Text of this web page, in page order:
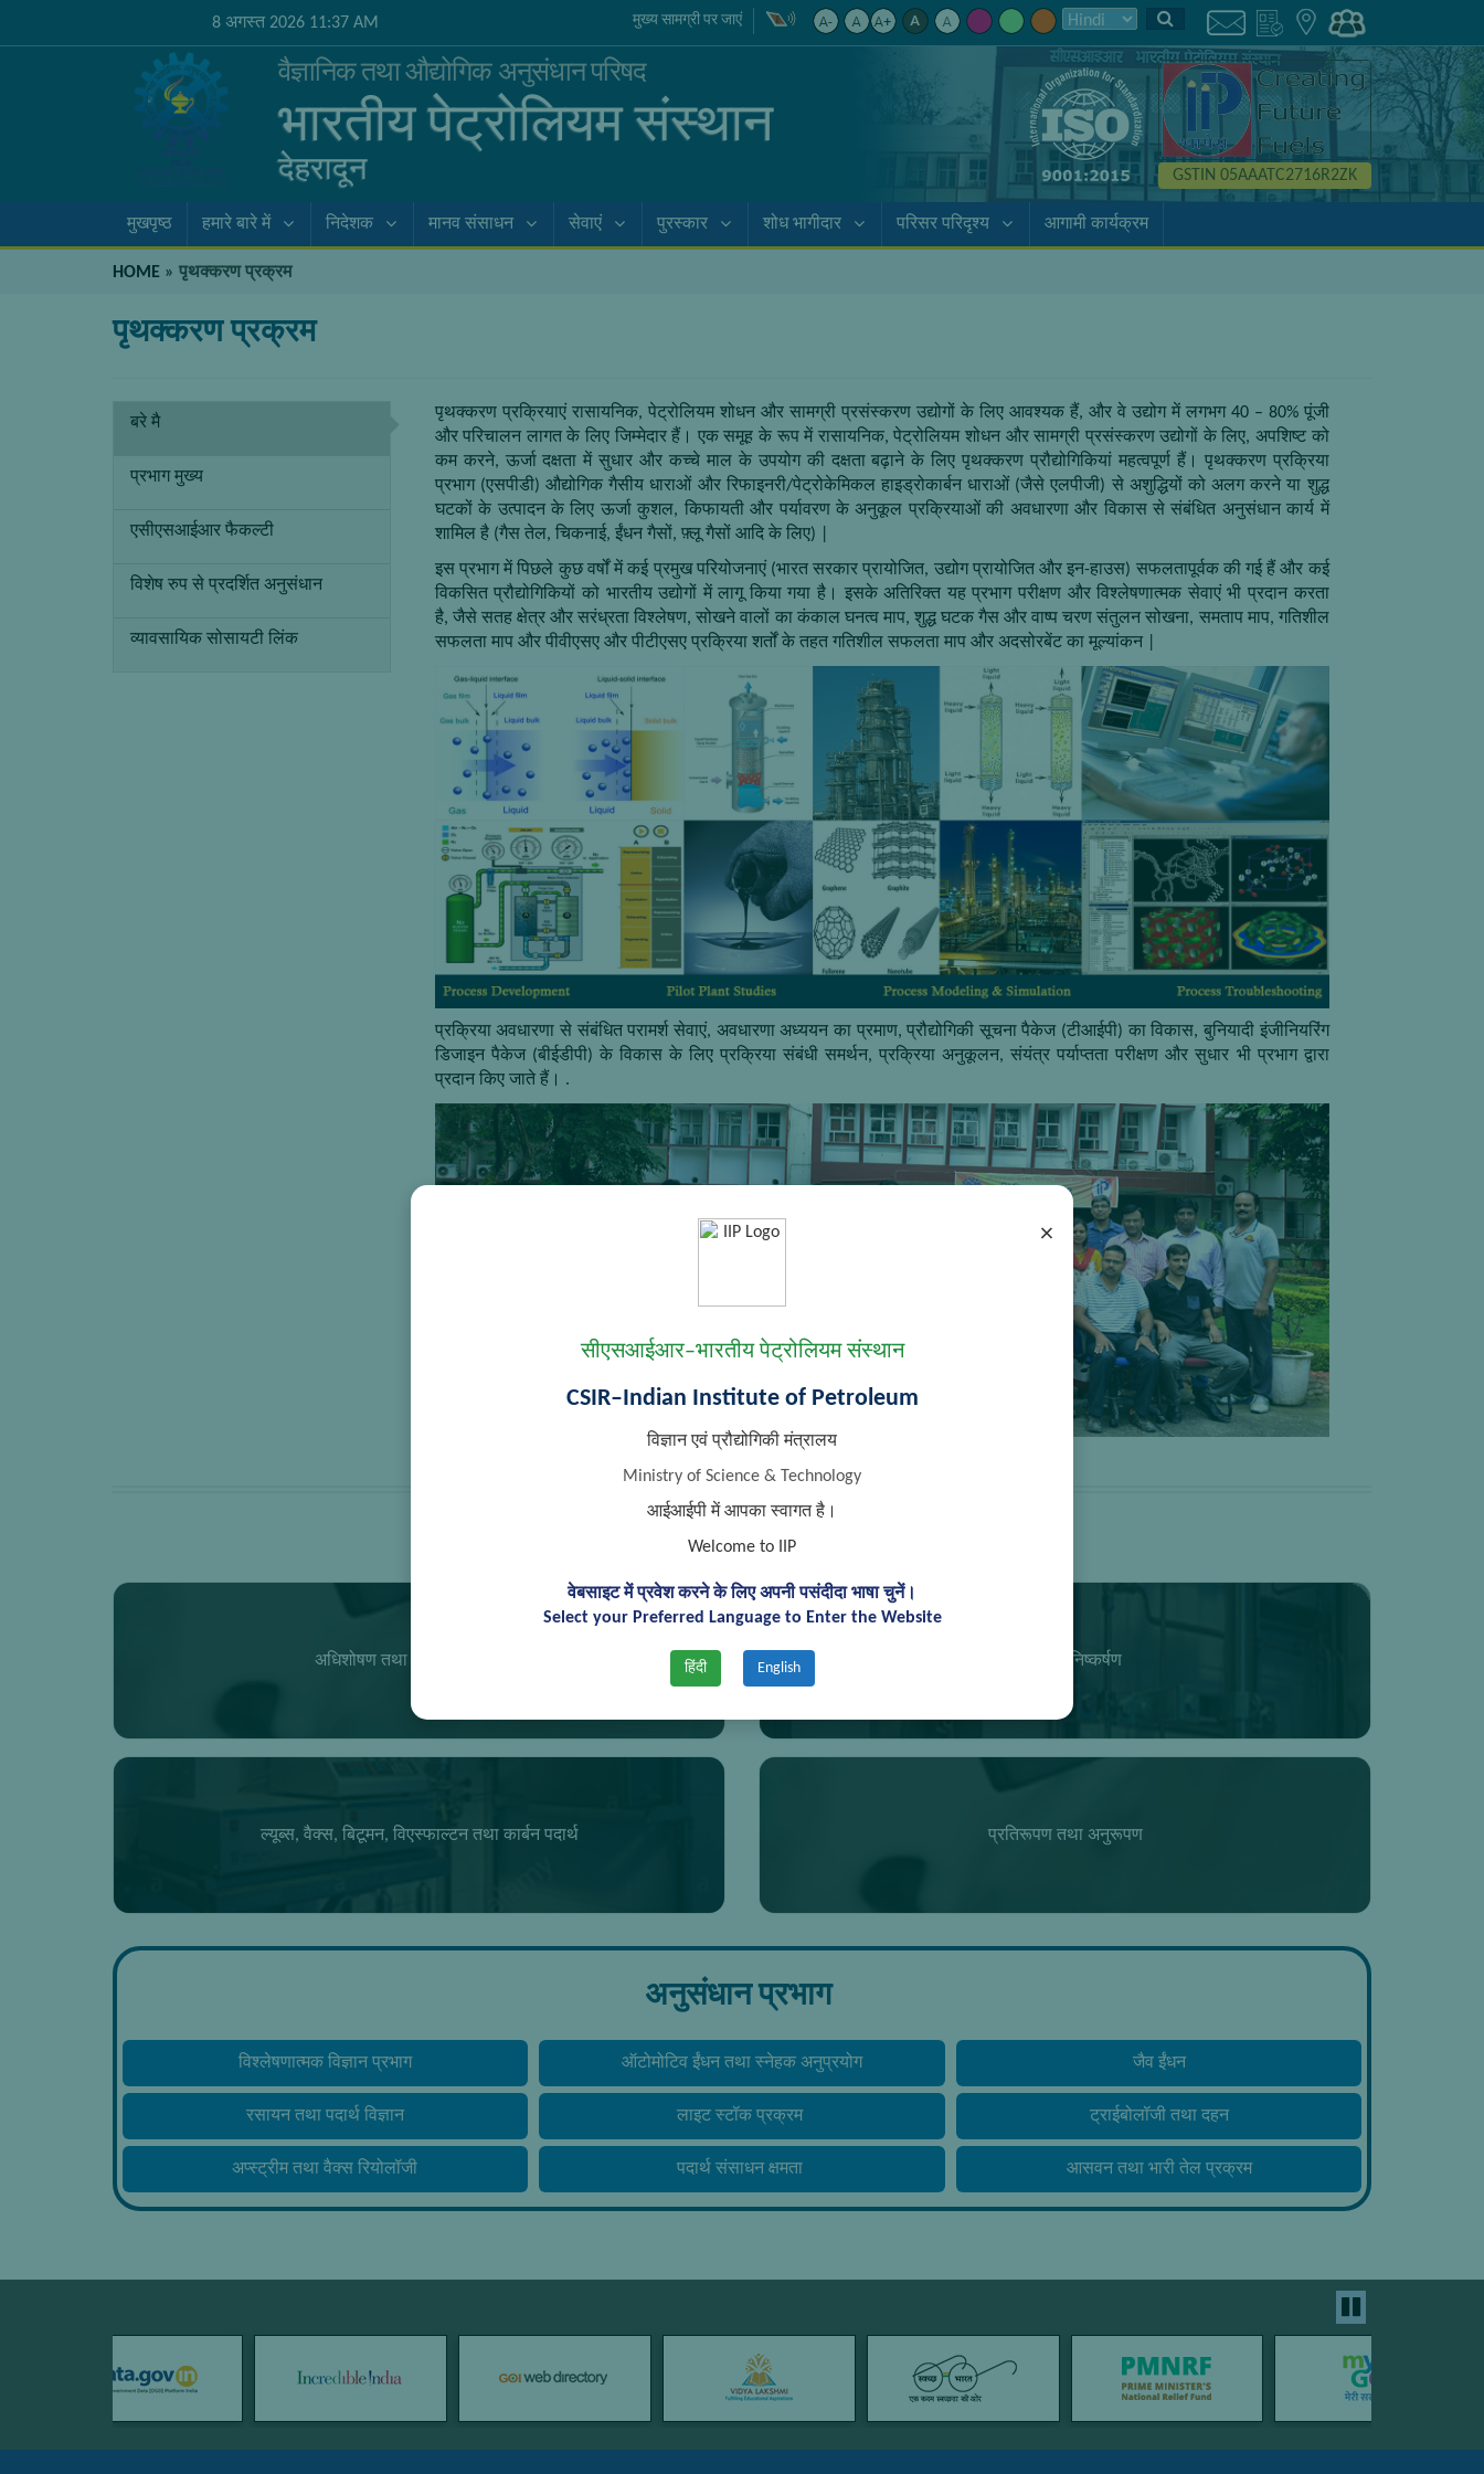
×
सीएसआईआर–भारतीय पेट्रोलियम संस्थान
CSIR–Indian Institute of Petroleum
विज्ञान एवं प्रौद्योगिकी मंत्रालय
Ministry of Science & Technology
आईआईपी में आपका स्वागत है।
Welcome to IIP
वेबसाइट में प्रवेश करने के लिए अपनी पसंदीदा भाषा चुनें।
Select your Preferred Language to Enter the Website
हिंदी English
8 अगस्त 2026 11:37 AM मुख्य सामग्री पर जाएं
वैज्ञानिक तथा औद्योगिक अनुसंधान परिषद
भारतीय पेट्रोलियम संस्थान
देहरादून GSTIN 05AAATC2716R2ZK
मुखपृष्ठ हमारे बारे में निदेशक मानव संसाधन सेवाएं पुरस्कार शोध भागीदार परिसर परिदृश्य आगामी कार्यक्रम
HOME » पृथक्करण प्रक्रम
पृथक्करण प्रक्रम
बरे मै
प्रभाग मुख्य
एसीएसआईआर फैकल्टी
विशेष रुप से प्रदर्शित अनुसंधान
व्यावसायिक सोसायटी लिंक
पृथक्करण प्रक्रियाएं रासायनिक, पेट्रोलियम शोधन और सामग्री प्रसंस्करण उद्योगों के लिए आवश्यक हैं, और वे उद्योग में लगभग 40 – 80% पूंजी
और परिचालन लागत के लिए जिम्मेदार हैं। एक समूह के रूप में रासायनिक,पेट्रोलियम शोधन और सामग्री प्रसंस्करण उद्योगों के लिए,अपशिष्ट को
कम करने, ऊर्जा दक्षता में सुधार और कच्चे माल के उपयोग की दक्षता बढ़ाने के लिए पृथक्करण प्रौद्योगिकियां महत्वपूर्ण हैं। पृथक्करण प्रक्रिया
प्रभाग (एसपीडी) औद्योगिक गैसीय धाराओं और रिफाइनरी/पेट्रोकेमिकल हाइड्रोकार्बन धाराओं (जैसे एलपीजी) से अशुद्धियों को अलग करने या शुद्ध
घटकों के उत्पादन के लिए ऊर्जा कुशल, किफायती और पर्यावरण के अनुकूल प्रक्रियाओं की अवधारणा और विकास से संबंधित अनुसंधान कार्य में
शामिल है (गैस तेल, चिकनाई, ईंधन गैसों, फ़्लू गैसों आदि के लिए)
इस प्रभाग में पिछले कुछ वर्षों में कई प्रमुख परियोजनाएं (भारत सरकार प्रायोजित, उद्योग प्रायोजित और इन-हाउस) सफलतापूर्वक की गई हैं और कई
विकसित प्रौद्योगिकियों को भारतीय उद्योगों में लागू किया गया है। इसके अतिरिक्त यह प्रभाग परीक्षण और विश्लेषणात्मक सेवाएं भी प्रदान करता
है, जैसे सतह क्षेत्र और सरंध्रता विश्लेषण,सोखने वालों का कंकाल घनत्व माप, शुद्ध घटक गैस और वाष्प चरण संतुलन सोखना, समताप माप, गतिशील
सफलता माप और पीवीएसए और पीटीएसए प्रक्रिया शर्तों के तहत गतिशील सफलता माप और अदसोरबेंट का मूल्यांकन
प्रक्रिया अवधारणा से संबंधित परामर्श सेवाएं, अवधारणा अध्ययन का प्रमाण, प्रौद्योगिकी सूचना पैकेज (टीआईपी) का विकास, बुनियादी इंजीनियरिंग
डिजाइन पैकेज (बीईडीपी) के विकास के लिए प्रक्रिया संबंधी समर्थन, प्रक्रिया अनुकूलन, संयंत्र पर्याप्तता परीक्षण और सुधार भी प्रभाग द्वारा
प्रदान किए जाते हैं। .
अ‍नुसंधान क्षेत्र
अधिशोषण तथा मेम्ब्रेन पृथक्करण एरोमैटिक निष्कर्षण
ल्यूब्स, वैक्स, बिटूमन, विएस्फाल्टन तथा कार्बन पदार्थ प्रतिरूपण तथा अनुरूपण
अनुसंधान प्रभाग
विश्लेषणात्मक विज्ञान प्रभाग ऑटोमोटिव ईंधन तथा स्नेहक अनुप्रयोग जैव ईंधन
रसायन तथा पदार्थ विज्ञान लाइट स्टॉक प्रक्रम ट्राईबोलॉजी तथा दहन
अप्स्ट्रीम तथा वैक्स रियोलॉजी पदार्थ संसाधन क्षमता आसवन तथा भारी तेल प्रक्रम